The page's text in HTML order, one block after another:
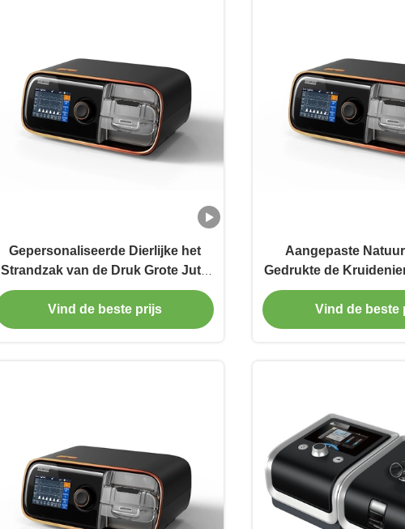
Gepersonaliseerde Dierlijke het
Strandzak van de Druk Grote Jute
met Katoenen Handvatten
Vind de beste prijs
Aangepaste
Gedrukte de
Jutezakken het
Vind de beste